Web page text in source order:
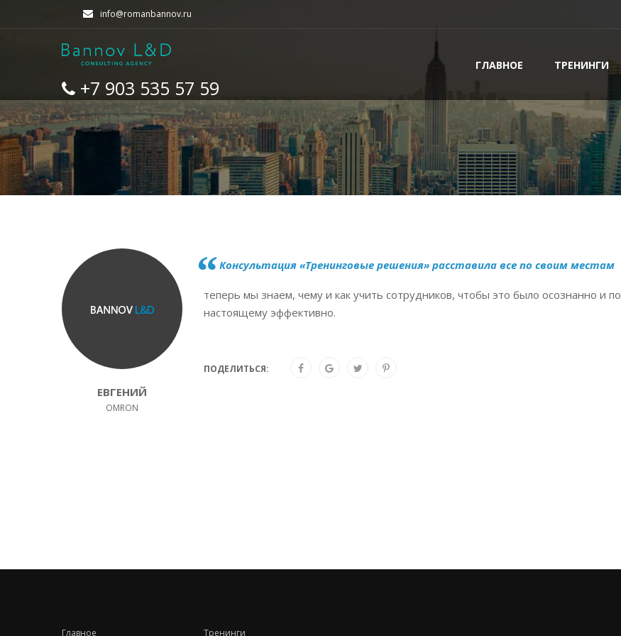
info@romanbannov.ru
+7 903 535 57 59
ГЛАВНОЕ ТРЕНИНГИ
ЕВГЕНИЙ
OMRON
Консультация «Тренинговые решения» расставила все по своим местам
теперь мы знаем, чему и как учить сотрудников, чтобы это было осознанно и по
настоящему эффективно.
ПОДЕЛИТЬСЯ:
Главное Тренинги